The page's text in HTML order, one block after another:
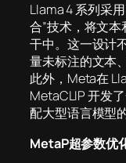
Llama 4 系列采
合”技术，将文
干中。这一设计
量未标注的文本
此外，Meta在
MetaCLIP 开发
配大型语言模型
MetaP超参数优